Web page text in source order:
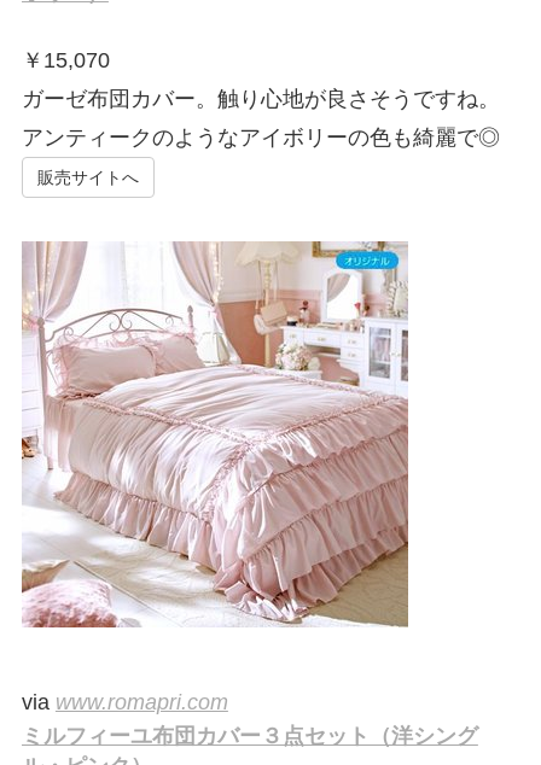
￥ 15,070
ガーゼ布団カバー。触り心地が良さそうですね。
アンティークのようなアイボリーの色も綺麗で◎
販売サイトへ
via www.romapri.com
ミルフィーユ布団カバー３点セット（洋シング